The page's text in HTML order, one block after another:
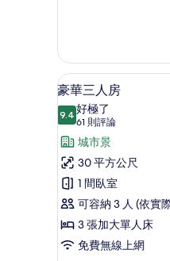
床
房
的
詳
情
顯
示
豪
華
三
人
房
的
所
5
豪華三人房
9.49.4 分，滿分 10 分
好極了
61 則評論
(61
則
評
論)
城市景
30 平方公尺
1 間臥室
可容納 3 人 (依實
3 張加大單人床
免費無線上網